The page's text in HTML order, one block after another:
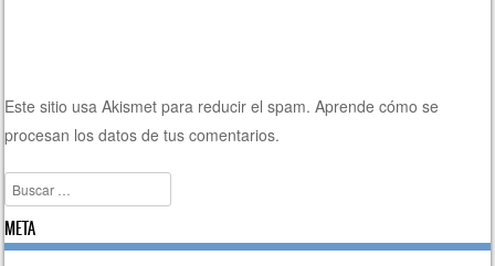
Este sitio usa Akismet para reducir el spam.Aprende cómo se
procesan los datos de tus comentarios.
Buscar
META